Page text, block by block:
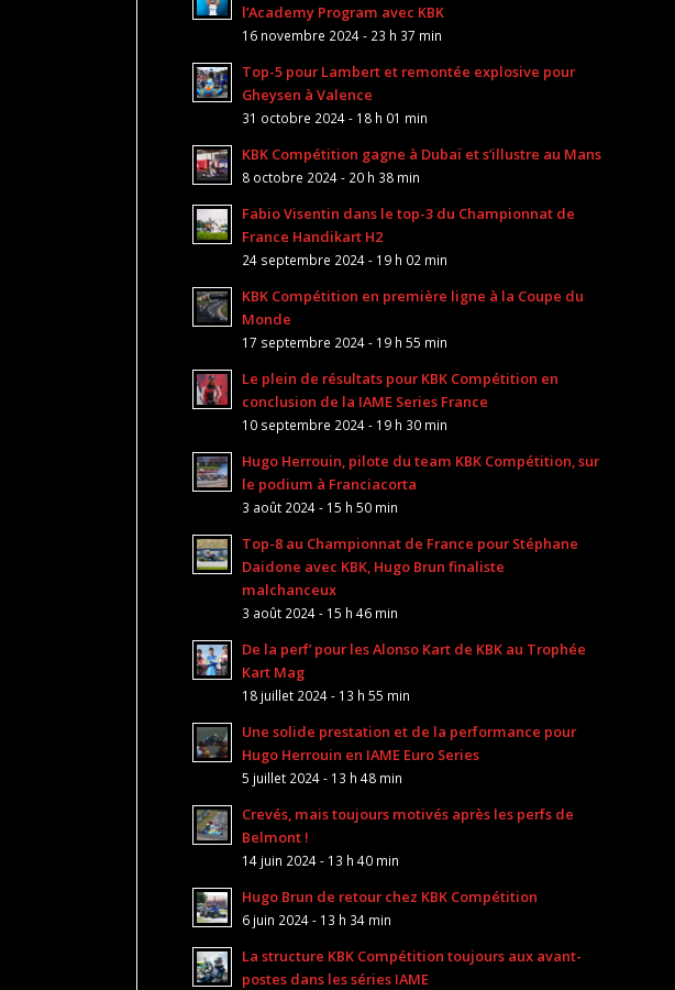
l’Academy Program avec KBK
16 novembre 2024 - 23 h 37 min
Top-5 pour Lambert et remontée explosive pour
Gheysen à Valence
31 octobre 2024 - 18 h 01 min
KBK Compétition gagne à Dubaï et s’illustre au Mans
8 octobre 2024 - 20 h 38 min
Fabio Visentin dans le top-3 du Championnat de
France Handikart H2
24 septembre 2024 - 19 h 02 min
KBK Compétition en première ligne à la Coupe du
Monde
17 septembre 2024 - 19 h 55 min
Le plein de résultats pour KBK Compétition en
conclusion de la IAME Series France
10 septembre 2024 - 19 h 30 min
Hugo Herrouin, pilote du team KBK Compétition, sur
le podium à Franciacorta
3 août 2024 - 15 h 50 min
Top-8 au Championnat de France pour Stéphane
Daidone avec KBK, Hugo Brun finaliste
malchanceux
3 août 2024 - 15 h 46 min
De la perf’ pour les Alonso Kart de KBK au Trophée
Kart Mag
18 juillet 2024 - 13 h 55 min
Une solide prestation et de la performance pour
Hugo Herrouin en IAME Euro Series
5 juillet 2024 - 13 h 48 min
Crevés, mais toujours motivés après les perfs de
Belmont !
14 juin 2024 - 13 h 40 min
Hugo Brun de retour chez KBK Compétition
6 juin 2024 - 13 h 34 min
La structure KBK Compétition toujours aux avant-
postes dans les séries IAME